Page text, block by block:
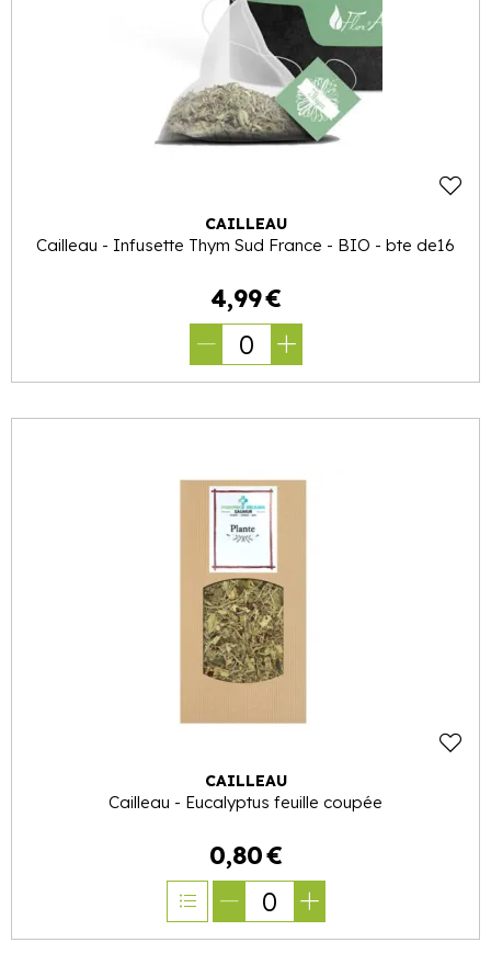
CAILLEAU
Cailleau - Infusette Thym Sud France - BIO - bte de16
4,99€
0
CAILLEAU
Cailleau - Eucalyptus feuille coupée
0,80€
0